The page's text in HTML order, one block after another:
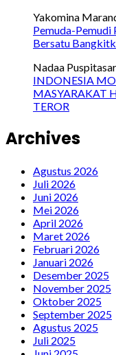
Yakomina
Pemuda-Pemudi
Bersatu
Nadaa
INDONESIA
MASYARAKAT
TEROR
Archives
Agustus 2026
Juli 2026
Juni 2026
Mei 2026
April 2026
Maret 2026
Februari 2026
Januari 2026
Desember 2025
November 2025
Oktober 2025
September 2025
Agustus 2025
Juli 2025